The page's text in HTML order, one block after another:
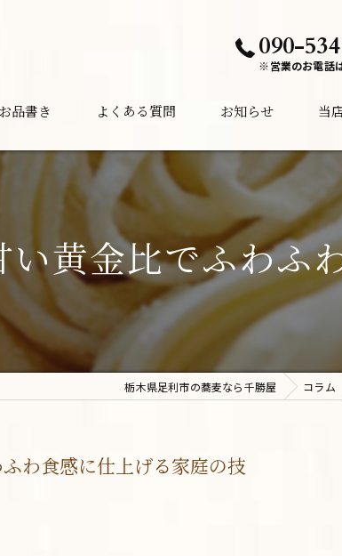
090-
※営業のお電話
品書き よくある質問 お知らせ 当
ディ
居酒
酒
黄金比でふわふ
栃木県足利市の蕎麦なら千勝屋 コラム
わ食感に仕上げる家庭の技